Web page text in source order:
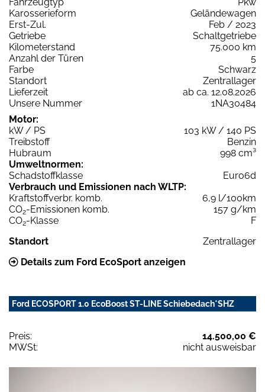
Karosserieform
Geländewagen
Erst-Zul.
Feb / 2023
Getriebe
Schaltgetriebe
Kilometerstand
75.000 km
Anzahl der Türen
5
Farbe
Schwarz
Standort
Zentrallager
Lieferzeit
ab ca. 12.08.2026
Unsere Nummer
1NA30484
Motor:
kW / PS
103 kW / 140 PS
Treibstoff
Benzin
Hubraum
998 cm³
Umweltnormen:
Schadstoffklasse
Euro6d
Verbrauch und Emissionen nach WLTP:
Kraftstoffverbr. komb.
6,9 l/100km
CO2-Emissionen komb.
157 g/km
CO2-Klasse
F
Standort
Zentrallager
Details zum Ford EcoSport anzeigen
Ford ECOSPORT 1.0 EcoBoost ST-LINE Schiebedach*SHZ
Preis:
14.500,00 €
MWSt:
nicht ausweisbar